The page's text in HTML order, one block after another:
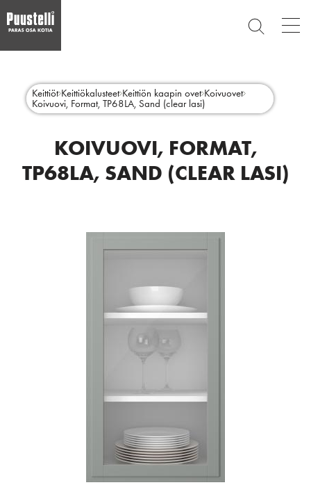
ETSI
menu
Keittiöt Keittiökalusteet Keittiön kaapin ovet Koivuovet
Koivuovi, Format, TP68LA, Sand (clear lasi)
KOIVUOVI, FORMAT,
TP68LA, SAND (CLEAR LASI)